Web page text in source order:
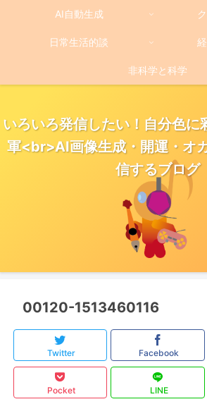
いろいろ発信したい！自分色に
軍<br>AI画像生成・開運・オ
信するブログ
AI自動生成
日常生活的談
非科学と科学
00120-1513460116
Twitter Facebook
Pocket LINE